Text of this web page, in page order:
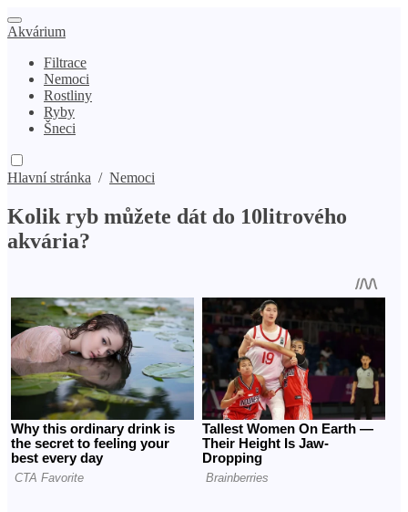
Akvárium
Filtrace
Nemoci
Rostliny
Ryby
Šneci
Hlavní stránka / Nemoci
Kolik ryb můžete dát do 10litrového
akvária?